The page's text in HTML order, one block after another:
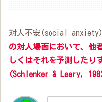
対人不安(social
の対人場面において、他
しくはそれを予測したり
(Schlenker & Leary,